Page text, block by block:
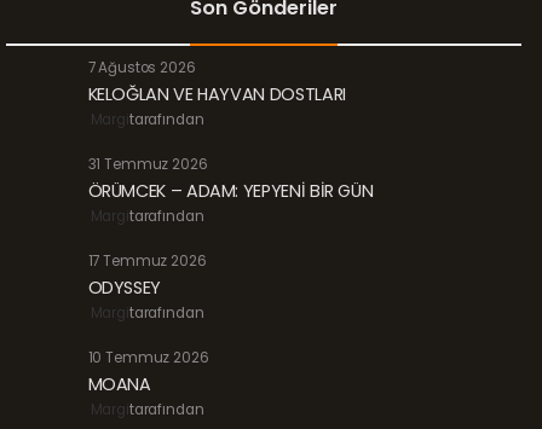
Son Gönderiler
7 Ağustos 2026
KELOĞLAN VE HAYVAN DOSTLARI
Margitarafından
31 Temmuz 2026
ÖRÜMCEK – ADAM: YEPYENİ BİR GÜN
Margitarafından
17 Temmuz 2026
ODYSSEY
Margitarafından
10 Temmuz 2026
MOANA
Margitarafından